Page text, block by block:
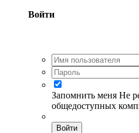
Войти
Запомнить меня Не
общедоступных
Войти